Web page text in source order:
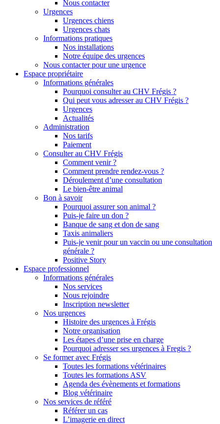
Nous contacter
Urgences
Urgences chiens
Urgences chats
Informations pratiques
Nos installations
Notre équipe des urgences
Nous contacter pour une urgence
Espace propriétaire
Informations générales
Pourquoi consulter au CHV Frégis ?
Qui peut vous adresser au CHV Frégis ?
Urgences
Actualités
Administration
Nos tarifs
Paiement
Consulter au CHV Frégis
Comment venir ?
Comment prendre rendez-vous ?
Déroulement d’une consultation
Le bien-être animal
Bon à savoir
Pourquoi assurer son animal ?
Puis-je faire un don ?
Banque de sang et don de sang
Taxis animaliers
Puis-je venir pour un vaccin ou une consultation
générale ?
Positive Story
Espace professionnel
Informations générales
Nos services
Nous rejoindre
Inscription newsletter
Nos urgences
Histoire des urgences à Frégis
Notre organisation
Les étapes d’une prise en charge
Pourquoi adresser ses urgences à Fregis ?
Se former avec Frégis
Toutes les formations vétérinaires
Toutes les formations ASV
Agenda des évènements et formations
Blog vétérinaire
Nos services de référé
Référer un cas
L’imagerie en direct